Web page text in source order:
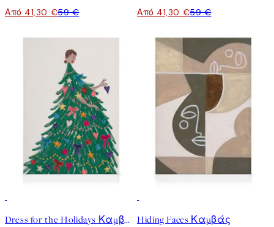
Από 41,30 €59 € Από 41,30 €59 €
Dress for the Holidays Καμβάς Hiding Faces Καμβάς